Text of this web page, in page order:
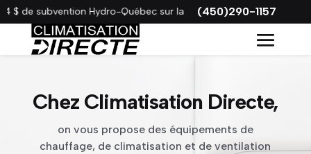
$ de subvention Hydro-Québec sur la Gree VITA !(450)290-1157
Chez Climatisation Directe,
on vous propose des équipements de
chauffage, de climatisation et de ventilation